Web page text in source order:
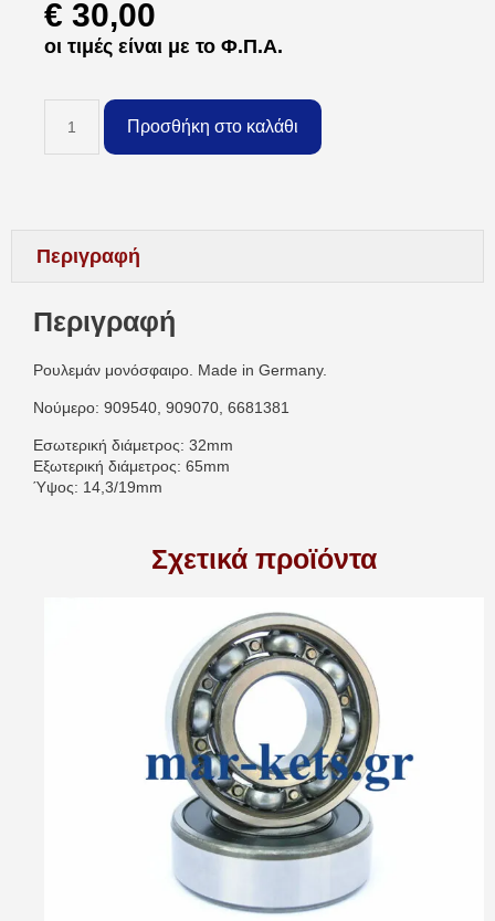
€ 30,00
οι τιμές είναι με το Φ.Π.Α.
Προσθήκη στο καλάθι
Περιγραφή
Περιγραφή
Ρουλεμάν μονόσφαιρο. Made in Germany.
Νούμερο: 909540, 909070, 6681381
Εσωτερική διάμετρος: 32mm
Εξωτερική διάμετρος: 65mm
Ύψος: 14,3/19mm
Σχετικά προϊόντα